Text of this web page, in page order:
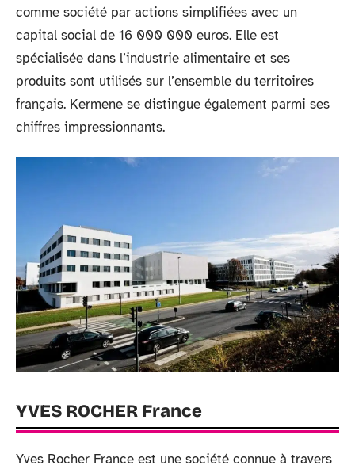
comme société par actions simplifiées avec un
capital social de 16 000 000 euros. Elle est
spécialisée dans l’industrie alimentaire et ses
produits sont utilisés sur l’ensemble du territoires
français. Kermene se distingue également parmi ses
chiffres impressionnants.
YVES ROCHER France
Yves Rocher France est une société connue à travers